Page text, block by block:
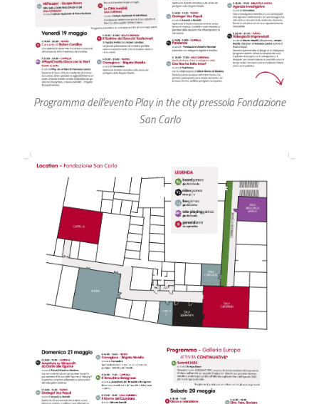
Programma dell'evento Play in the city pressola Fondazione
San Carlo